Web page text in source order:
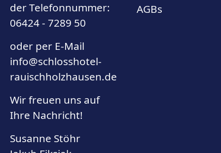
der Telefonnummer:
06424 - 7289 50
oder per E-Mail
info@schlosshotel-
rauischholzhausen.de
Wir freuen uns auf
Ihre Nachricht!
Susanne Stöhr
AGBs